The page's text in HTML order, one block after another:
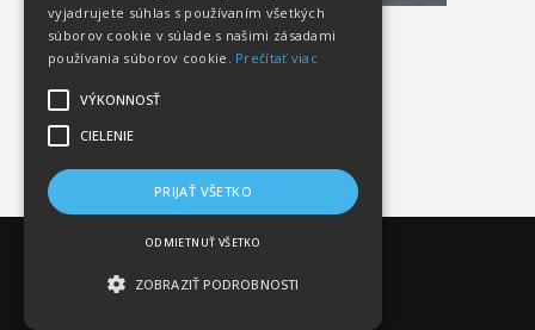
vyjadrujete súhlas s používaním všetkých
súborov cookie v súlade s našimi zásadami
používania súborov cookie. Prečítať viac
VÝKONNOSŤ
CIELENIE
PRIJAŤ VŠETKO
ODMIETNUŤ VŠETKO
ZOBRAZIŤ PODROBNOSTI